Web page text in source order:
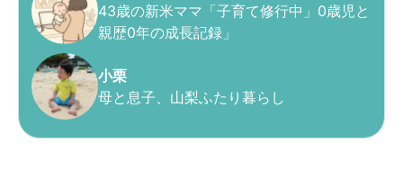
43歳の新米ママ「子育て修行中」0歳児と
親歴0年の成長記録」
小栗
母と息子、山梨ふたり暮らし